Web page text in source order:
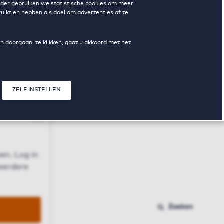
gebruiken we statistische cookies om meer
en hebben als doel om advertenties af te
doorgaan’ te klikken, gaat u akkoord met het
ZELF INSTELLEN
Log in
Zoeken